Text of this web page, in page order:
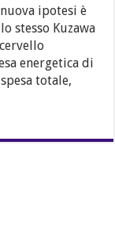
ipotesi è
stesso Kuzawa
energetica di
totale,